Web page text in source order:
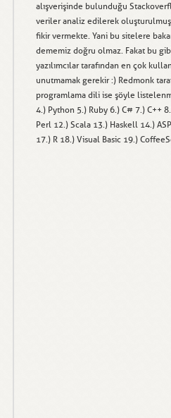
alışverişinde bulunduğu
veriler analiz edilerek
fikir vermekte. Yani bu sitelere
dememiz doğru olmaz. Fakat bu
yazılımcılar tarafından en çok
unutmamak gerekir :) Redmonk
programlama dili ise şöyle
4.) Python 5.) Ruby 6.) C# 7.) C++
Perl 12.) Scala 13.) Haskell 14.)
17.) R 18.) Visual Basic 19.)